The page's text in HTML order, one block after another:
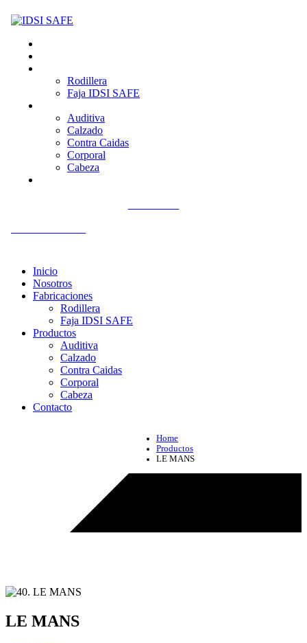
Rodillera
Faja IDSI SAFE
Auditiva
Calzado
Contra Caidas
Corporal
Cabeza
Inicio
Nosotros
Fabricaciones
Rodillera
Faja IDSI SAFE
Productos
Auditiva
Calzado
Contra Caidas
Corporal
Cabeza
Contacto
Home
Productos
LE MANS
LE MANS